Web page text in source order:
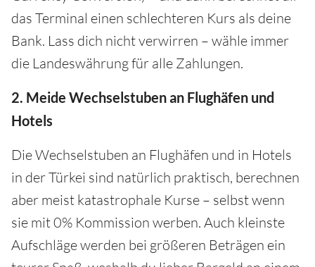
das Terminal einen schlechteren Kurs als deine
Bank. Lass dich nicht verwirren – wähle immer
die Landeswährung für alle Zahlungen.
2. Meide Wechselstuben an Flughäfen und
Hotels
Die Wechselstuben an Flughäfen und in Hotels
in der Türkei sind natürlich praktisch, berechnen
aber meist katastrophale Kurse – selbst wenn
sie mit 0% Kommission werben. Auch kleinste
Aufschläge werden bei größeren Beträgen ein